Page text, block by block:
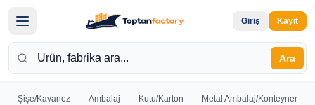
Giriş Kayıt
Ara
Şişe/Kavanoz Ambalaj Kutu/Karton Metal Ambalaj/Konteyner